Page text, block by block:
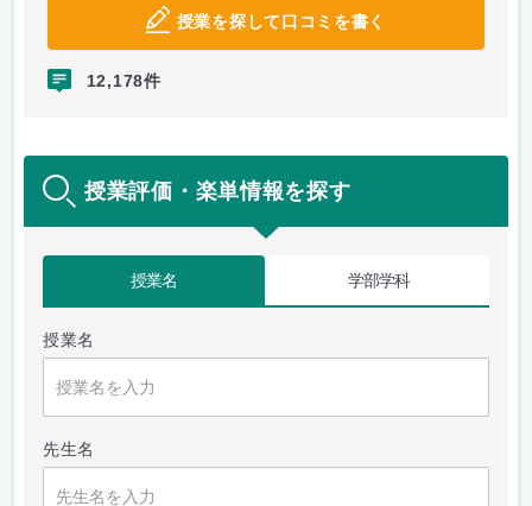
授業を探して口コミを書く
12,178件
授業評価・楽単情報を探す
授業名 学部学科
授業名
先生名